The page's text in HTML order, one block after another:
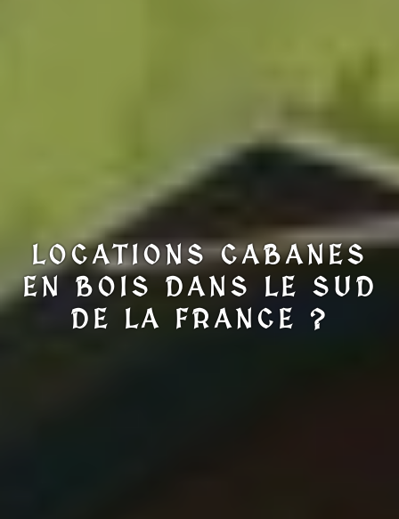
LOCATIONS CABANES
EN BOIS DANS LE SUD
DE LA FRANCE ?